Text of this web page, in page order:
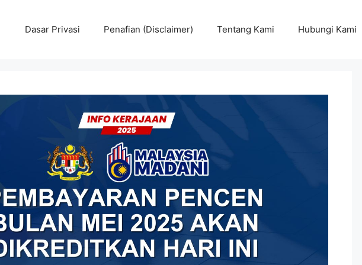
Dasar Privasi Penafian (Disclaimer) Tentang Kami Hubungi Kami